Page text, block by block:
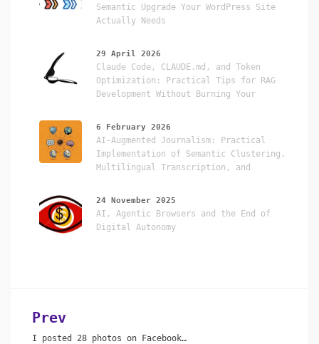
Semantic Upgrade Your WordPress Site
Actually Needs
29 April 2026
Claude Code, CLAUDE.md, and Token
Optimization: Practical Tips for RAG
Development Without Burning Your
6 February 2026
AI-Augmented Journalism: Practical
Implementation of Semantic Clustering,
Multilingual Transcription, and
24 November 2025
AI, Agentic Browsers and the End of
Digital Autonomy
Post
Prev
I posted 28 photos on Facebook…